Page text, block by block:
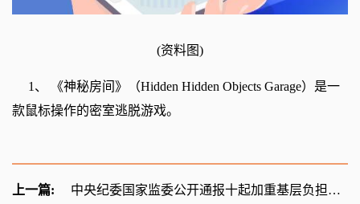
(资料图)
1、 《神秘房间》（Hidden Hidden Objects Garage）是一
款鼠标操作的密室逃脱游戏。
上一篇:
中央纪委国家监委公开通报十起加重基层负担的形式主义、官僚主义典型问题